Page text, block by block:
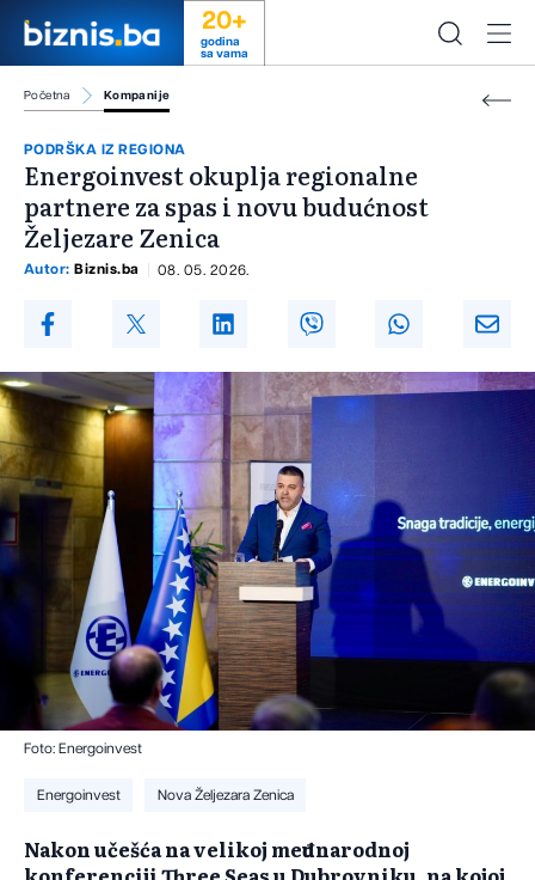
20+
godina
sa vama
Početna Kompanije
PODRŠKA IZ REGIONA
Energoinvest okuplja regionalne
partnere za spas i novu budućnost
Željezare Zenica
Autor: Biznis.ba 08. 05. 2026.
Foto: Energoinvest
Energoinvest Nova Željezara Zenica
Nakon učešća na velikoj međunarodnoj